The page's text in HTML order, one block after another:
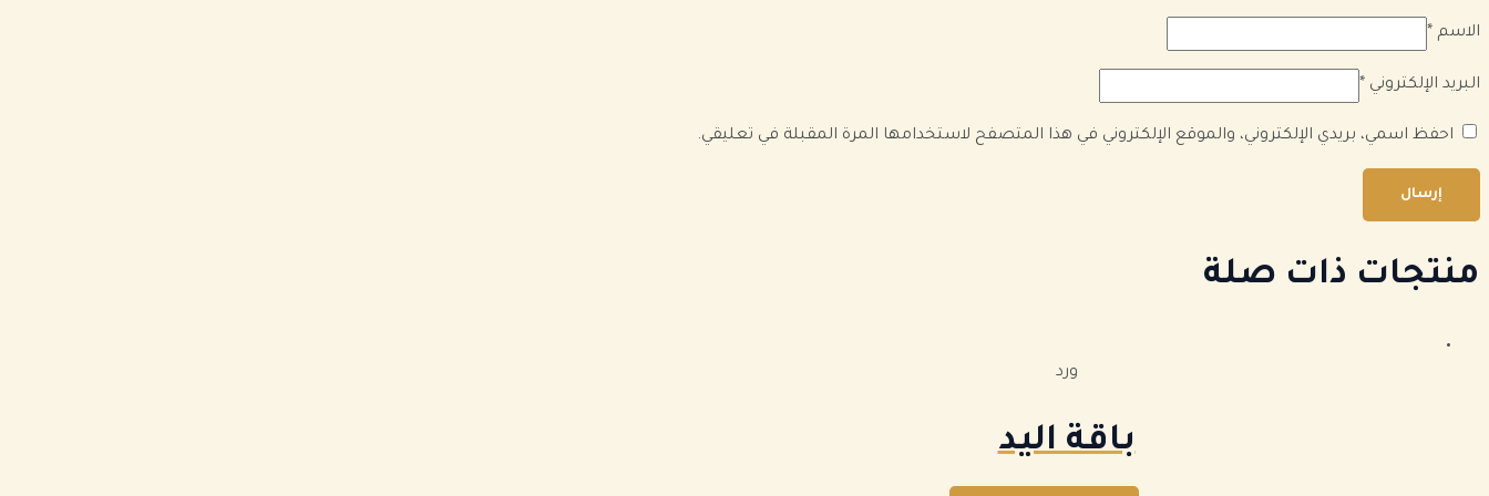
الاسم *
البريد الإلكتروني *
احفظ اسمي، بريدي الإلكتروني، والموقع الإلكتروني في هذا المتصفح لاستخدامها المرة المقبلة في تعليقي.
منتجات ذات صلة
ورد
باقة اليد